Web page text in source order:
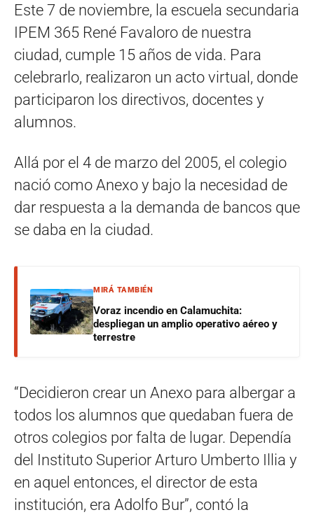
Este 7 de noviembre, la escuela secundaria
IPEM 365 René Favaloro de nuestra
ciudad, cumple 15 años de vida. Para
celebrarlo, realizaron un acto virtual, donde
participaron los directivos, docentes y
alumnos.
Allá por el 4 de marzo del 2005, el colegio
nació como Anexo y bajo la necesidad de
dar respuesta a la demanda de bancos que
se daba en la ciudad.
MIRÁ TAMBIÉN
Voraz incendio en Calamuchita:
despliegan un amplio operativo aéreo y
terrestre
“Decidieron crear un Anexo para albergar a
todos los alumnos que quedaban fuera de
otros colegios por falta de lugar. Dependía
del Instituto Superior Arturo Umberto Illia y
en aquel entonces, el director de esta
institución, era Adolfo Bur”, contó la